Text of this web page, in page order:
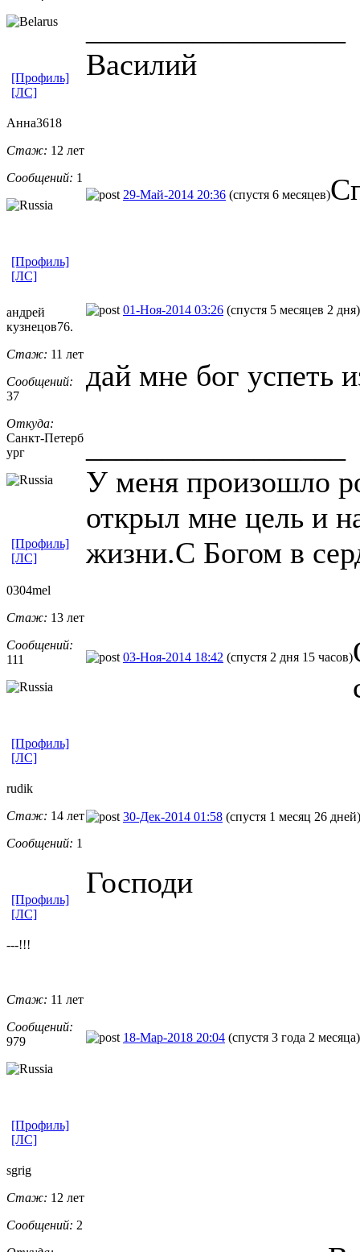
Василий
[Профиль]
[ЛС]
Анна3618
Стаж: 12 лет
Сообщений: 1
29-Май-2014 20:36 (спустя 6 месяцев)
[Профиль]
[ЛС]
андрей
кузнецов76.
Стаж: 11 лет
Сообщений:
37
Откуда:
Санкт-Петерб
ург
01-Ноя-2014 03:26 (спустя 5 месяцев 2 дня)
дай мне бог успеть
У меня произошло
открыл мне цель и
жизни.С Богом в
[Профиль]
[ЛС]
0304mel
Стаж: 13 лет
Сообщений:
111
03-Ноя-2014 18:42 (спустя 2 дня 15 часов)
[Профиль]
[ЛС]
rudik
Стаж: 14 лет
Сообщений: 1
30-Дек-2014 01:58 (спустя 1 месяц 26 дней)
Господи
[Профиль]
[ЛС]
---!!!
Стаж: 11 лет
Сообщений:
979
18-Мар-2018 20:04 (спустя 3 года 2 месяца)
[Профиль]
[ЛС]
sgrig
Стаж: 12 лет
Сообщений: 2